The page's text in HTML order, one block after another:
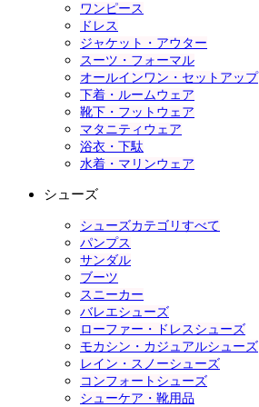
ワンピース
ドレス
ジャケット・アウター
スーツ・フォーマル
オールインワン・セットアップ
下着・ルームウェア
靴下・フットウェア
マタニティウェア
浴衣・下駄
水着・マリンウェア
シューズ
シューズカテゴリすべて
パンプス
サンダル
ブーツ
スニーカー
バレエシューズ
ローファー・ドレスシューズ
モカシン・カジュアルシューズ
レイン・スノーシューズ
コンフォートシューズ
シューケア・靴用品